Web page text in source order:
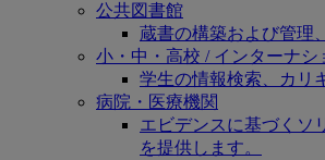
公共図書館
蔵書の構築および管理
小・中・高校 / インターナシ
学生の情報検索、カリ
病院・医療機関
エビデンスに基づくソ
を提供します。